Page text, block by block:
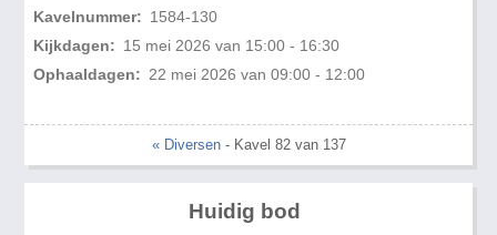
Kavelnummer: 1584-130
Kijkdagen: 15 mei 2026 van 15:00 - 16:30
Ophaaldagen: 22 mei 2026 van 09:00 - 12:00
« Diversen- Kavel 82 van 137
Huidig bod